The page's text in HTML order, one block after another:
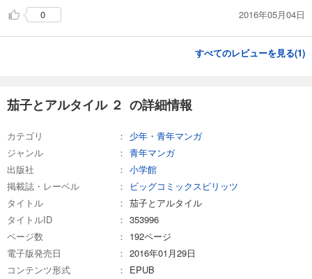
0 2016年05月04日
すべてのレビューを見る(1)
茄子とアルタイル ２ の詳細情報
カテゴリ
少年・青年マンガ
ジャンル
青年マンガ
出版社
小学館
掲載誌・レーベル
ビッグコミックスピリッツ
タイトル
茄子とアルタイル
タイトルID
353996
ページ数
192ページ
電子版発売日
2016年01月29日
コンテンツ形式
EPUB